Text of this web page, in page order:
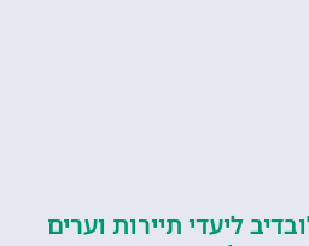
תיירות וערים